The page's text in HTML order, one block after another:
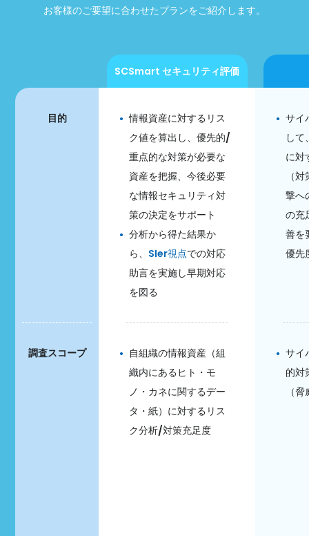
お客様のご要望に合わせたプランをご紹介します。
SCSmart セキュリティ評価
目的
情報資産に対するリス
ク値を算出し、優先的/
重点的な対策が必要な
資産を把握、今後必要
な情報セキュリティ対
策の決定をサポート
分析から得た結果か
ら、 SIer視点での対応
助言を実施し早期対応
を図る
サイ
し
に対
（
撃へ
の充
善を
優先
調査スコープ
自組織の情報資産（組
織内にあるヒト・モ
ノ・カネに関するデー
タ・紙）に対するリス
ク分析/対策充足度
サイ
的対
（